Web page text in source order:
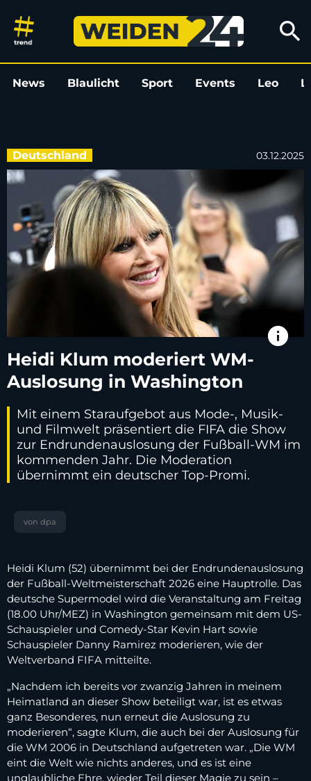
Heidi Klum moderiert WM-
search
News Blaulicht Sport Events Leo
Deutschland 03.12.2025
info
Heidi Klum moderiert WM-
Auslosung in Washington
Mit einem Staraufgebot aus Mode-, Musik-
und Filmwelt präsentiert die FIFA die Show
zur Endrundenauslosung der Fußball-WM im
kommenden Jahr. Die Moderation
übernimmt ein deutscher Top-Promi.
von dpa
Heidi Klum (52) übernimmt bei der Endrundenauslosung
der Fußball-Weltmeisterschaft 2026 eine Hauptrolle. Das
deutsche Supermodel wird die Veranstaltung am Freitag
(18.00 Uhr/MEZ) in Washington gemeinsam mit dem US-
Schauspieler und Comedy-Star Kevin Hart sowie
Schauspieler Danny Ramirez moderieren, wie der
Weltverband FIFA mitteilte.
„Nachdem ich bereits vor zwanzig Jahren in meinem
Heimatland an dieser Show beteiligt war, ist es etwas
ganz Besonderes, nun erneut die Auslosung zu
moderieren“, sagte Klum, die auch bei der Auslosung für
die WM 2006 in Deutschland aufgetreten war. „Die WM
eint die Welt wie nichts anderes, und es ist eine
unglaubliche Ehre, wieder Teil dieser Magie zu sein –